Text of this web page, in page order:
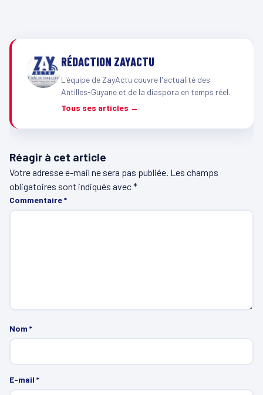
RÉDACTION ZAYACTU
L'équipe de ZayActu couvre l'actualité des
Antilles-Guyane et de la diaspora en temps réel.
Tous ses articles →
Réagir à cet article
Votre adresse e-mail ne sera pas publiée. Les champs
obligatoires sont indiqués avec*
Commentaire*
Nom *
E-mail *